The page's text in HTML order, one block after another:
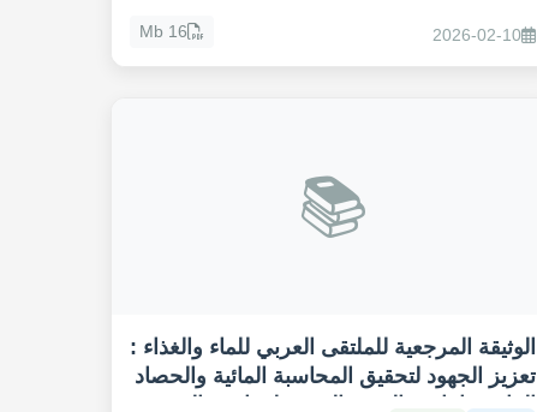
2026-02-10
16 Mb
📚
الوثيقة المرجعية للملتقى العربي للماء والغذاء :
تعزيز الجهود لتحقيق المحاسبة المائية والحصاد